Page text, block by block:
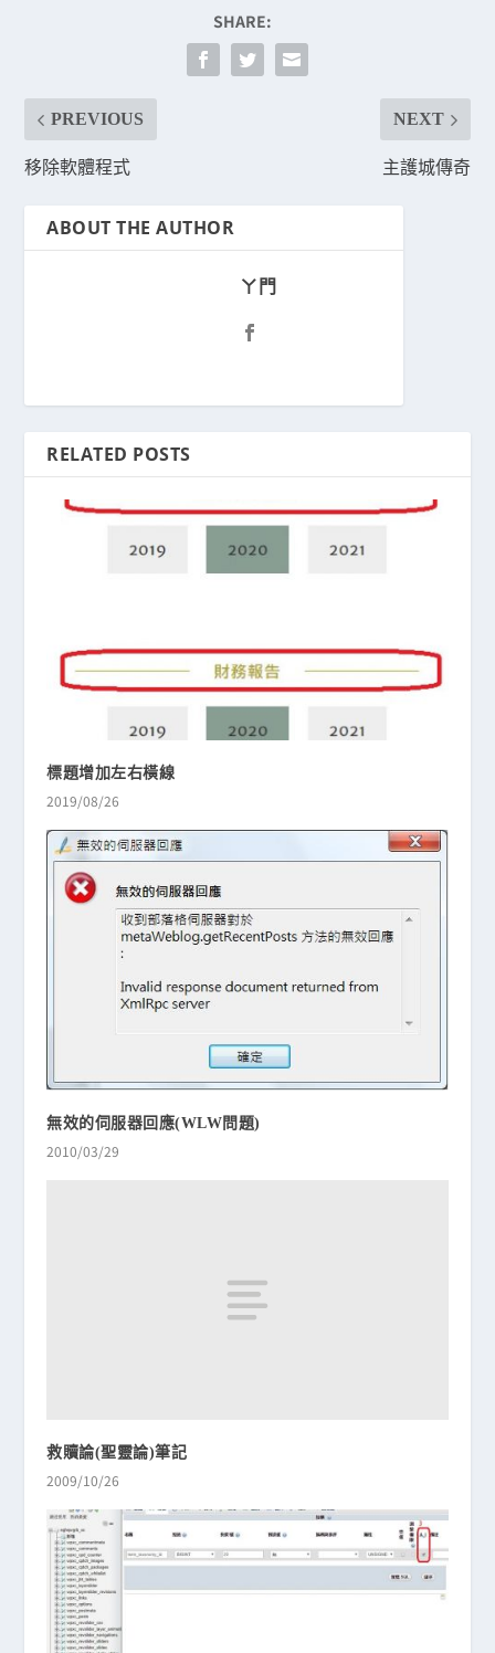
SHARE:
PREVIOUS
移除軟體程式
NEXT
主護城傳奇
ABOUT THE AUTHOR
ㄚ門
RELATED POSTS
標題增加左右橫線
2019/08/26
無效的伺服器回應(WLW問題)
2010/03/29
救贖論(聖靈論)筆記
2009/10/26